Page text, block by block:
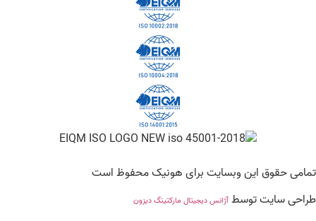
تمامی حقوق این وبسایت برای هونیک محفوظ است
طراحی سایت توسط آژانس دیجیتال مارکتینگ دیزون